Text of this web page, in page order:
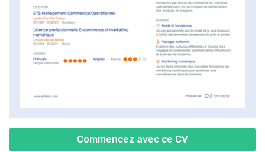
Commencez avec ce CV